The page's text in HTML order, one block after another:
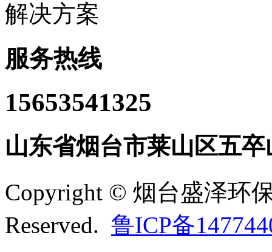
解决方案
服务热线
15653541325
山东省烟台市莱山区五
Copyright © 烟台盛泽环
Reserved. 鲁ICP备